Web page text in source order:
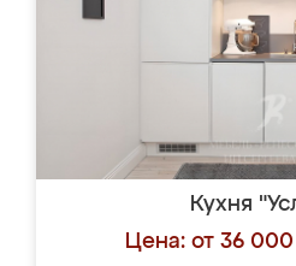
Кухня
Цена: от 36